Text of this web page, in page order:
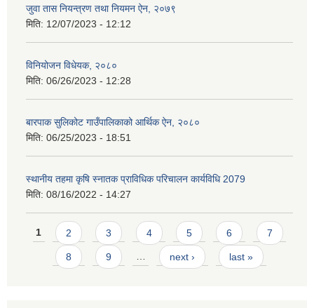
जुवा तास नियन्त्रण तथा नियमन ऐन, २०७९
मिति: 12/07/2023 - 12:12
विनियोजन विधेयक, २०८०
मिति: 06/26/2023 - 12:28
बारपाक सुलिकोट गाउँपालिकाको आर्थिक ऐन, २०८०
मिति: 06/25/2023 - 18:51
स्थानीय तहमा कृषि स्नातक प्राविधिक परिचालन कार्यविधि 2079
मिति: 08/16/2022 - 14:27
Pages
1 2 3 4 5 6 7
8 9 … next › last »